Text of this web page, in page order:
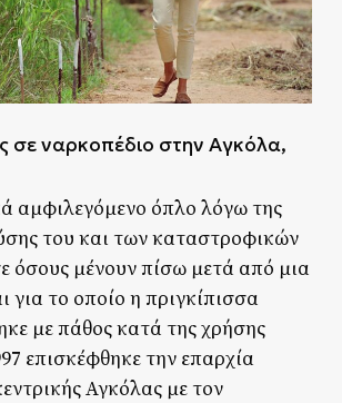
σε ναρκοπέδιο στην Αγκόλα,
αμφιλεγόμενο όπλο λόγω της
του και των καταστροφικών
όσους μένουν πίσω μετά από μια
για το οποίο η πριγκίπισσα
με πάθος κατά της χρήσης
επισκέφθηκε την επαρχία
Αγκόλας με τον